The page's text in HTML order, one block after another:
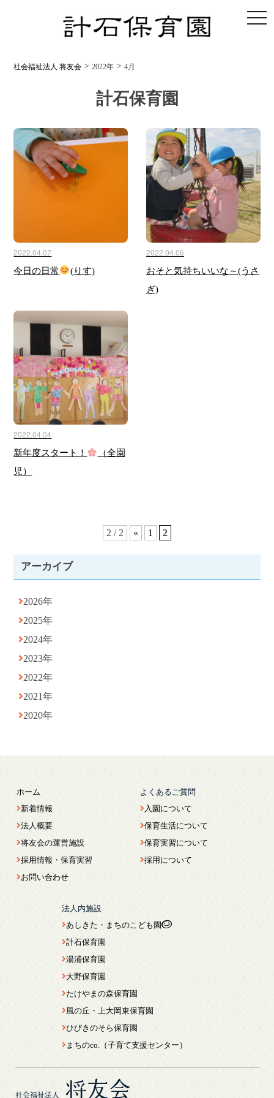
社会福祉法人 将友会 >2022年 >4月
計石保育園
アーカイブ
2026年
2025年
2024年
2023年
2022年
2021年
2020年
2022.04.07
今日の日常 (りす)
2022.04.06
おそと気持ちいいな～(うさ
ぎ)
2022.04.04
新年度スタート！
（全園
児）
2 / 2 « 1 2
社会福祉法人 将友会
ホーム
新着情報
法人概要
将友会の運営施設
採用情報・保育実習
お問い合わせ
よくあるご質問
入園について
保育生活について
保育実習について
採用について
法人内施設
あしきた・まちのこども園
計石保育園
湯浦保育園
大野保育園
たけやまの森保育園
風の丘・上大岡東保育園
ひびきのそら保育園
まちのco.（子育て支援センター）